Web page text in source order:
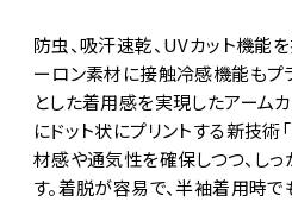
防虫、吸汗速乾、UVカット機能を
ーロン素材に接触冷感機能もプ
とした着用感を実現したアーム
にドット状にプリントする新技術
材感や通気性を確保しつつ、し
す。着脱が容易で、半袖着用時で